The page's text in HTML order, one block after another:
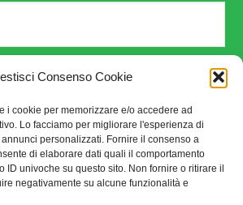
Consenso Cookie
i cookie per memorizzare e/o accedere ad
Lo facciamo per migliorare l'esperienza di
personalizzati. Fornire il consenso a
di elaborare dati quali il comportamento
ID univoche su questo sito. Non fornire o ritirare il
negativamente su alcune funzionalità e